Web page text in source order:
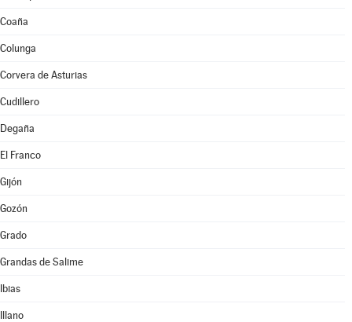
Coaña
Colunga
Corvera de Asturias
Cudillero
Degaña
El Franco
Gijón
Gozón
Grado
Grandas de Salime
Ibias
Illano